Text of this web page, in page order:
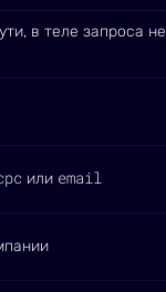
в теле запроса не
или email